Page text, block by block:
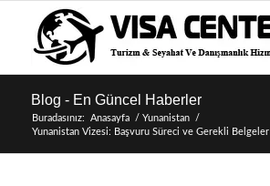
Blog - En Güncel Haberler
Buradasınız: Anasayfa / Yunanistan
/
Yunanistan Vizesi: Başvuru Süreci ve Gerekli Belgeler